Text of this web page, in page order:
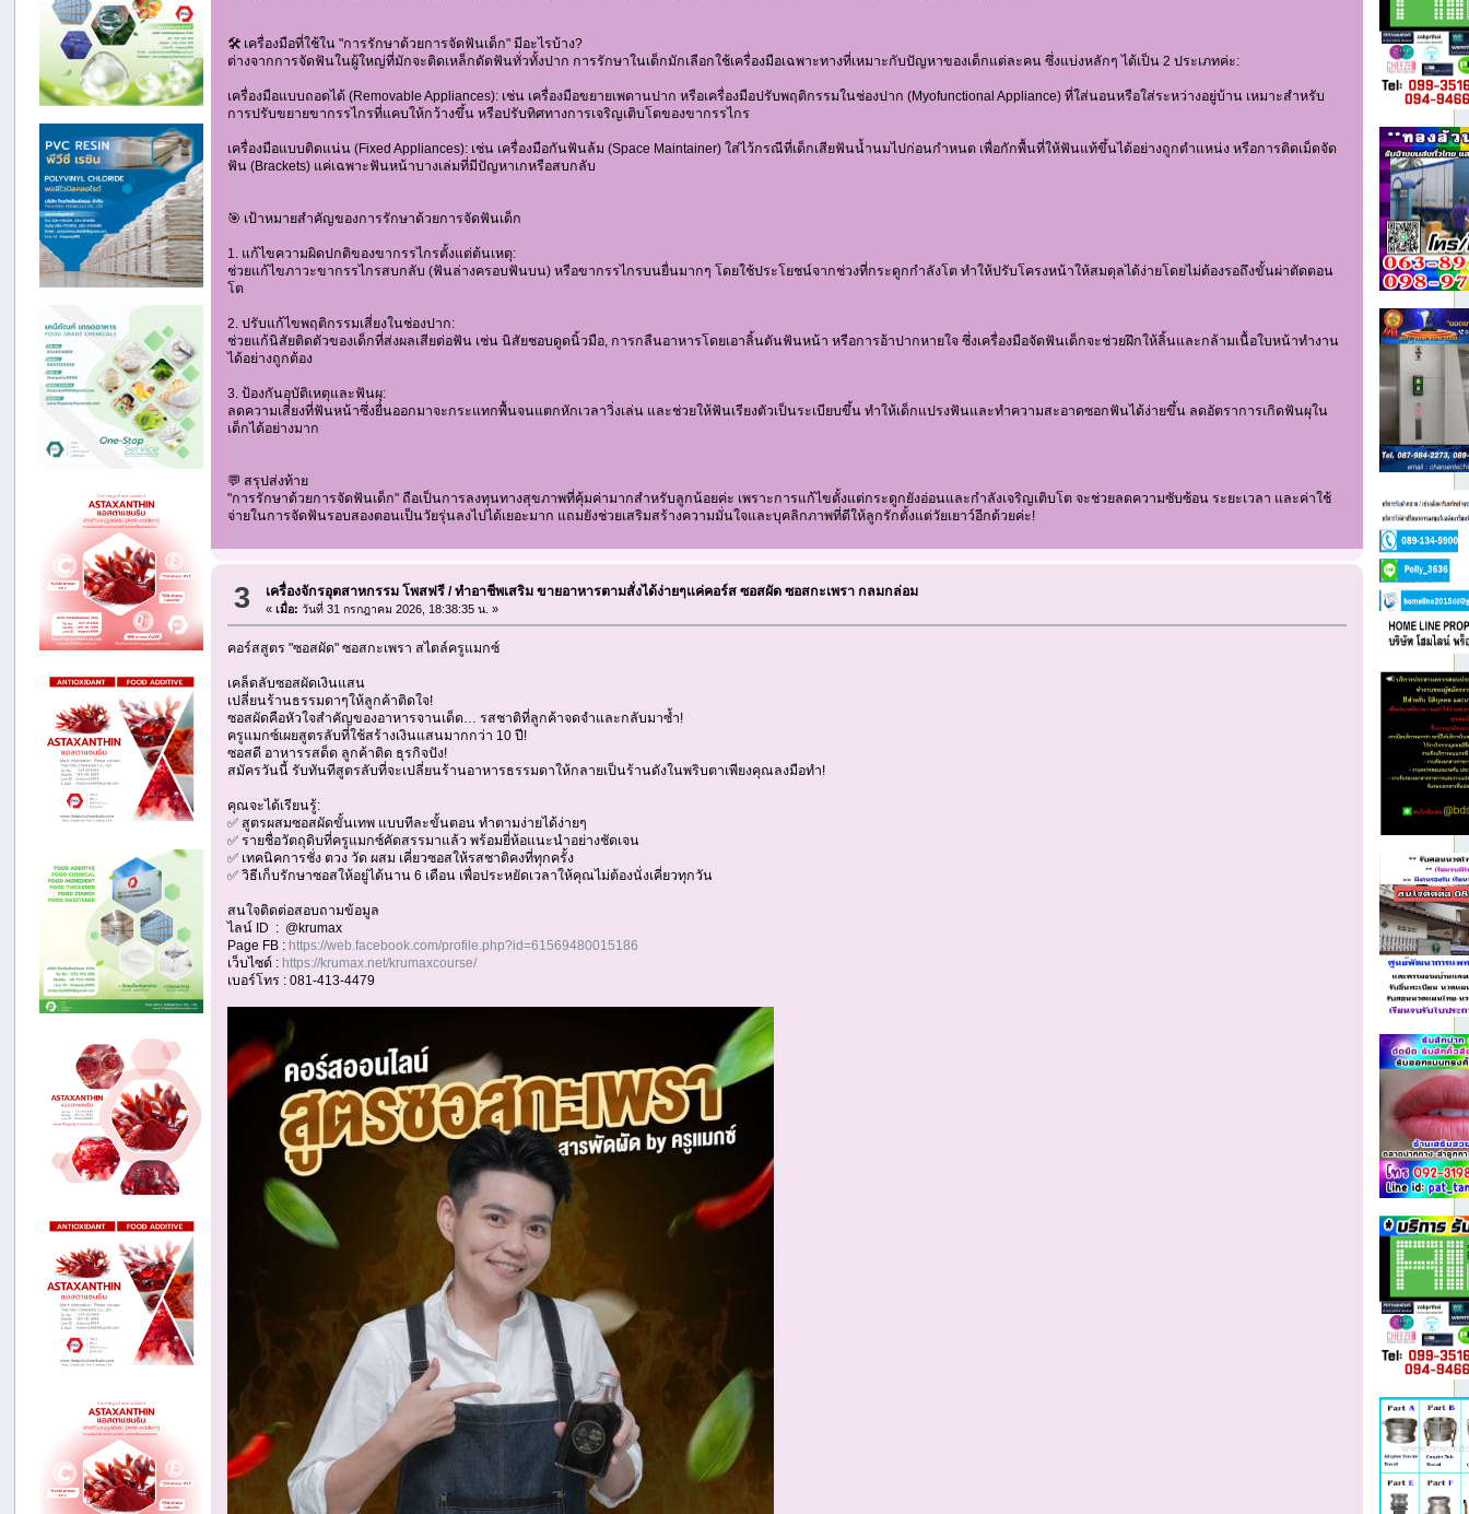
🛠️ เครื่องมือที่ใช้ใน "การรักษาด้วยการจัดฟันเด็ก" มีอะไรบ้าง?
ต่างจากการจัดฟันในผู้ใหญ่ที่มักจะติดเหล็กดัดฟันทั่วทั้งปาก การรักษาในเด็กมักเลือกใช้เครื่องมือเฉพาะทางที่เหมาะกับปัญหาของเด็กแต่ละคน ซึ่งแบ่งหลักๆ ได้เป็น 2 ประเภทค่ะ:
เครื่องมือแบบถอดได้ (Removable Appliances): เช่น เครื่องมือขยายเพดานปาก หรือเครื่องมือปรับพฤติกรรมในช่องปาก (Myofunctional Appliance) ที่ใส่นอนหรือใส่ระหว่างอยู่บ้าน เหมาะสำหรับ
การปรับขยายขากรรไกรที่แคบให้กว้างขึ้น หรือปรับทิศทางการเจริญเติบโตของขากรรไกร
เครื่องมือแบบติดแน่น (Fixed Appliances): เช่น เครื่องมือกันฟันล้ม (Space Maintainer) ใส่ไว้กรณีที่เด็กเสียฟันน้ำนมไปก่อนกำหนด เพื่อกักพื้นที่ให้ฟันแท้ขึ้นได้อย่างถูกตำแหน่ง หรือการติดเม็ดจัด
ฟัน (Brackets) แค่เฉพาะฟันหน้าบางเล่มที่มีปัญหาเกหรือสบกลับ
🎯 เป้าหมายสำคัญของการรักษาด้วยการจัดฟันเด็ก
1. แก้ไขความผิดปกติของขากรรไกรตั้งแต่ต้นเหตุ:
ช่วยแก้ไขภาวะขากรรไกรสบกลับ (ฟันล่างครอบฟันบน) หรือขากรรไกรบนยื่นมากๆ โดยใช้ประโยชน์จากช่วงที่กระดูกกำลังโต ทำให้ปรับโครงหน้าให้สมดุลได้ง่ายโดยไม่ต้องรอถึงขั้นผ่าตัดตอน
โต
2. ปรับแก้ไขพฤติกรรมเสี่ยงในช่องปาก:
ช่วยแก้นิสัยติดตัวของเด็กที่ส่งผลเสียต่อฟัน เช่น นิสัยชอบดูดนิ้วมือ, การกลืนอาหารโดยเอาลิ้นดันฟันหน้า หรือการอ้าปากหายใจ ซึ่งเครื่องมือจัดฟันเด็กจะช่วยฝึกให้ลิ้นและกล้ามเนื้อใบหน้าทำงาน
ได้อย่างถูกต้อง
3. ป้องกันอุบัติเหตุและฟันผุ:
ลดความเสี่ยงที่ฟันหน้าซึ่งยื่นออกมาจะกระแทกพื้นจนแตกหักเวลาวิ่งเล่น และช่วยให้ฟันเรียงตัวเป็นระเบียบขึ้น ทำให้เด็กแปรงฟันและทำความสะอาดซอกฟันได้ง่ายขึ้น ลดอัตราการเกิดฟันผุใน
เด็กได้อย่างมาก
💬 สรุปส่งท้าย
"การรักษาด้วยการจัดฟันเด็ก" ถือเป็นการลงทุนทางสุขภาพที่คุ้มค่ามากสำหรับลูกน้อยค่ะ เพราะการแก้ไขตั้งแต่กระดูกยังอ่อนและกำลังเจริญเติบโต จะช่วยลดความซับซ้อน ระยะเวลา และค่าใช้
จ่ายในการจัดฟันรอบสองตอนเป็นวัยรุ่นลงไปได้เยอะมาก แถมยังช่วยเสริมสร้างความมั่นใจและบุคลิกภาพที่ดีให้ลูกรักตั้งแต่วัยเยาว์อีกด้วยค่ะ!
3 เครื่องจักรอุตสาหกรรม โพสฟรี/ทำอาชีพเสริม ขายอาหารตามสั่งได้ง่ายๆแค่คอร์ส ซอสผัด ซอสกะเพรา กลมกล่อม
« เมื่อ: วันที่ 31 กรกฎาคม 2026, 18:38:35 น. »
คอร์สสูตร "ซอสผัด" ซอสกะเพรา สไตล์ครูแมกซ์
เคล็ดลับซอสผัดเงินแสน
เปลี่ยนร้านธรรมดาๆให้ลูกค้าติดใจ!
ซอสผัดคือหัวใจสำคัญของอาหารจานเด็ด… รสชาติที่ลูกค้าจดจำและกลับมาซ้ำ!
ครูแมกซ์เผยสูตรลับที่ใช้สร้างเงินแสนมากกว่า 10 ปี!
ซอสดี อาหารรสด็ด ลูกค้าติด ธุรกิจปัง!
สมัครวันนี้ รับทันทีสูตรลับที่จะเปลี่ยนร้านอาหารธรรมดาให้กลายเป็นร้านดังในพริบตาเพียงคุณลงมือทำ!
คุณจะได้เรียนรู้:
✅ สูตรผสมซอสผัดขั้นเทพ แบบทีละขั้นตอน ทำตามง่ายได้ง่ายๆ
✅ รายชื่อวัตถุดิบที่ครูแมกซ์คัดสรรมาแล้ว พร้อมยี่ห้อแนะนำอย่างชัดเจน
✅ เทคนิคการชั่ง ตวง วัด ผสม เคี่ยวซอสให้รสชาติคงที่ทุกครั้ง
✅ วิธีเก็บรักษาซอสให้อยู่ได้นาน 6 เดือน เพื่อประหยัดเวลาให้คุณไม่ต้องนั่งเคี่ยวทุกวัน
สนใจติดต่อสอบถามข้อมูล
ไลน์ ID : @krumax
Page FB : https://web.facebook.com/profile.php?id=61569480015186
เว็บไซด์ : https://krumax.net/krumaxcourse/
เบอร์โทร : 081-413-4479